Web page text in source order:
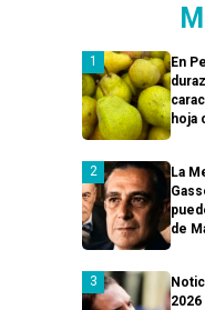
En
hoja
La
de
2026